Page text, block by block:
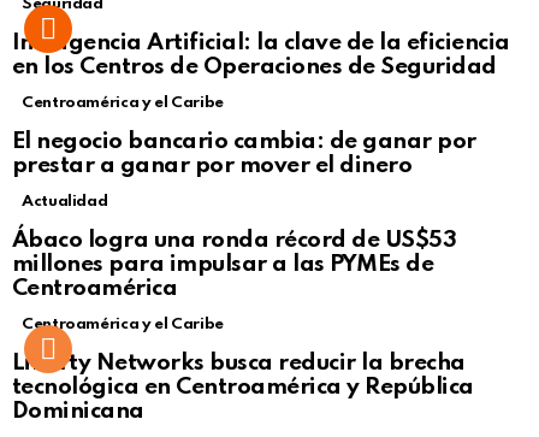
Seguridad
Inteligencia Artificial: la clave de la eficiencia
en los Centros de Operaciones de Seguridad
Centroamérica y el Caribe
El negocio bancario cambia: de ganar por
prestar a ganar por mover el dinero
Not Safe For Work
Click to view this post
Actualidad
Ábaco logra una ronda récord de US$53
millones para impulsar a las PYMEs de
Centroamérica
Centroamérica y el Caribe
Liberty Networks busca reducir la brecha
tecnológica en Centroamérica y República
Dominicana